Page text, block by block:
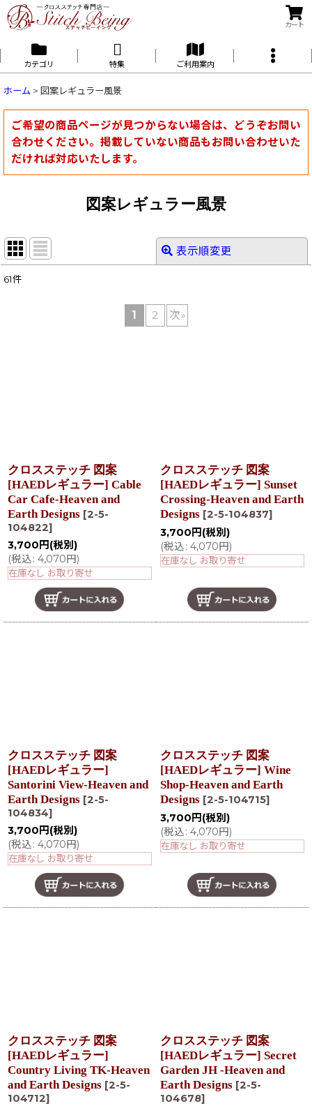
カート
カテゴリ 特集 ご利用案内
ホーム > 図案レギュラー風景
ご希望の商品ページが見つからない場合は、どうぞお問い
合わせください。掲載していない商品もお問い合わせいた
だければ対応いたします。
図案レギュラー風景
表示順変更
61件
1 2 次»
クロスステッチ 図案
[HAEDレギュラー] Cable
Car Cafe-Heaven and
Earth Designs [2-5-
104822]
3,700 円 (税別)
(税込: 4,070円)
在庫なし お取り寄せ
クロスステッチ 図案
[HAEDレギュラー] Sunset
Crossing-Heaven and Earth
Designs [2-5-104837]
3,700 円 (税別)
(税込: 4,070円)
在庫なし お取り寄せ
クロスステッチ 図案
[HAEDレギュラー]
Santorini View-Heaven and
Earth Designs [2-5-
104834]
3,700 円 (税別)
(税込: 4,070円)
在庫なし お取り寄せ
クロスステッチ 図案
[HAEDレギュラー] Wine
Shop-Heaven and Earth
Designs [2-5-104715]
3,700 円 (税別)
(税込: 4,070円)
在庫なし お取り寄せ
クロスステッチ 図案
[HAEDレギュラー]
Country Living TK-Heaven
and Earth Designs [2-5-
104712]
クロスステッチ 図案
[HAEDレギュラー] Secret
Garden JH -Heaven and
Earth Designs [2-5-
104678]